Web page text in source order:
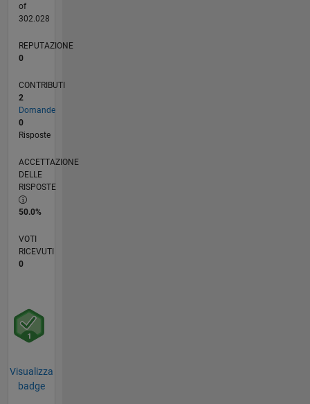
of
302.028
REPUTAZIONE
0
CONTRIBUTI
2
Domande
0
Risposte
ACCETTAZIONE
DELLE
RISPOSTE
50.0%
VOTI
RICEVUTI
0
Visualizza
badge